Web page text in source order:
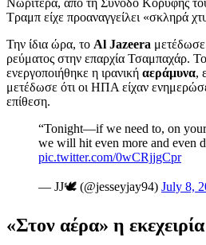
Τραμπ είχε προαναγγείλει «σκληρά
Την ίδια ώρα, το Al Jazeera μετέδωσε
ρεύματος στην επαρχία Τσαμπαχάρ.
ενεργοποιήθηκε η ιρανική αεράμυνα,
μετέδωσε ότι οι ΗΠΑ είχαν
επίθεση.
“Tonight—if we need to, on
we will hit even more and even
pic.twitter.com/0wCRjjgCpr
— JJ🕊️ (@jesseyjay94) July 8,
«Στον αέρα» η εκεχειρία